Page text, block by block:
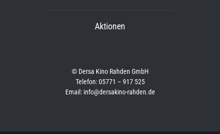
Aktionen
© Dersa Kino Rahden GmbH
Telefon: 05771 – 917 525
Email: info@dersakino-rahden.de